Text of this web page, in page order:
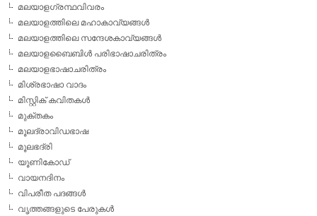
മലയാളഗ്രന്ഥവിവരം
മലയാളത്തിലെ മഹാകാവ്യങ്ങള്‍
മലയാളത്തിലെ സന്ദേശകാവ്യങ്ങള്‍
മലയാളബൈബിള്‍ പരിഭാഷാചരിത്രം
മലയാളഭാഷാചരിത്രം
മിശ്രഭാഷാ വാദം
മിസ്റ്റിക് കവിതകള്‍
മുക്തകം
മൂലദ്രാവിഡഭാഷ
മൂലഭദ്രി
യൂണികോഡ്
വായനദിനം
വിപരീത പദങ്ങള്‍
വൃത്തങ്ങളുടെ പേരുകള്‍